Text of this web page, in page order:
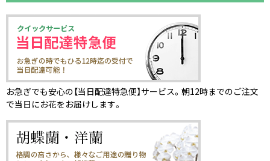
お急ぎでも安心の【当日配達特急便】サービス。朝12時までのご注文
で当日にお花をお届けします。